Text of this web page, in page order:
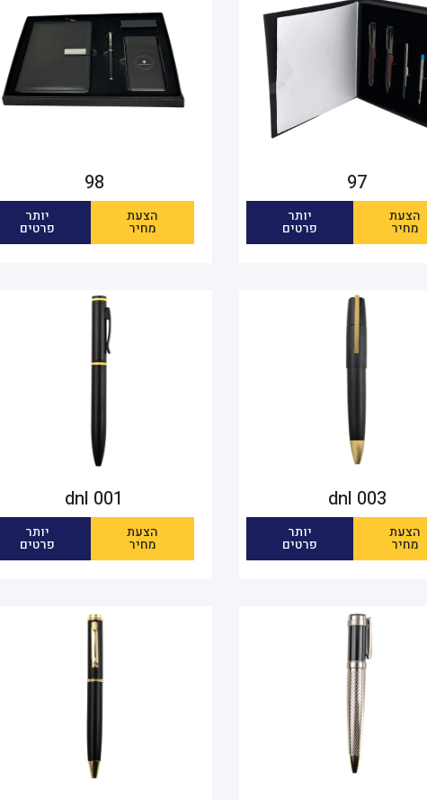
97
הצעת
מחיר
יותר
פרטים
98
הצעת
מחיר
יותר
פרטים
dnl 003
הצעת
מחיר
יותר
פרטים
dnl 001
הצעת
מחיר
יותר
פרטים